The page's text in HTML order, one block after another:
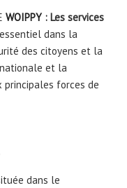
WOIPPY : Les services
dans la
des citoyens et la
et la
forces de
dans le